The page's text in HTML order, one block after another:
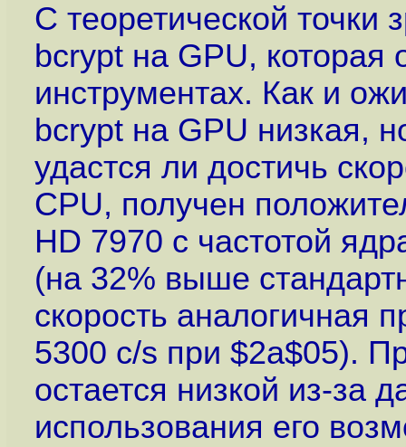
С теоретической точки
bcrypt на GPU, которая
инструментах. Как и
bcrypt на GPU низкая,
удастся ли достичь
CPU, получен
HD 7970 с частотой
(на 32% выше
скорость аналогичная
5300 c/s при $2a$05).
остается низкой из-за
использования его